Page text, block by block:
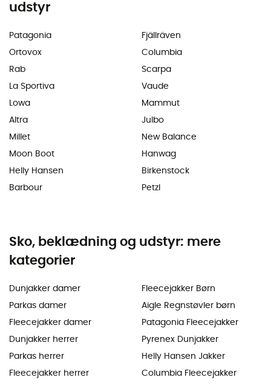
udstyr
Patagonia
Ortovox
Rab
La Sportiva
Lowa
Altra
Millet
Moon Boot
Helly Hansen
Barbour
Fjällräven
Columbia
Scarpa
Vaude
Mammut
Julbo
New Balance
Hanwag
Birkenstock
Petzl
Sko, beklædning og udstyr: mere
kategorier
Dunjakker damer
Parkas damer
Fleecejakker damer
Dunjakker herrer
Parkas herrer
Fleecejakker herrer
Fleecejakker Børn
Aigle Regnstøvler børn
Patagonia Fleecejakker
Pyrenex Dunjakker
Helly Hansen Jakker
Columbia Fleecejakker